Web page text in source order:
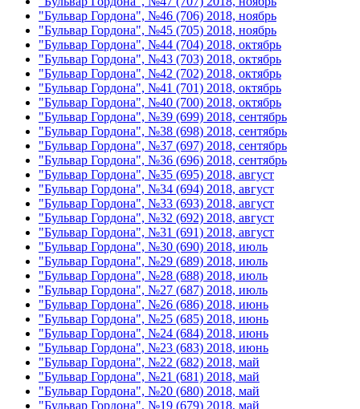
"Бульвар Гордона", №46 (706) 2018, ноябрь
"Бульвар Гордона", №45 (705) 2018, ноябрь
"Бульвар Гордона", №44 (704) 2018, октябрь
"Бульвар Гордона", №43 (703) 2018, октябрь
"Бульвар Гордона", №42 (702) 2018, октябрь
"Бульвар Гордона", №41 (701) 2018, октябрь
"Бульвар Гордона", №40 (700) 2018, октябрь
"Бульвар Гордона", №39 (699) 2018, сентябрь
"Бульвар Гордона", №38 (698) 2018, сентябрь
"Бульвар Гордона", №37 (697) 2018, сентябрь
"Бульвар Гордона", №36 (696) 2018, сентябрь
"Бульвар Гордона", №35 (695) 2018, август
"Бульвар Гордона", №34 (694) 2018, август
"Бульвар Гордона", №33 (693) 2018, август
"Бульвар Гордона", №32 (692) 2018, август
"Бульвар Гордона", №31 (691) 2018, август
"Бульвар Гордона", №30 (690) 2018, июль
"Бульвар Гордона", №29 (689) 2018, июль
"Бульвар Гордона", №28 (688) 2018, июль
"Бульвар Гордона", №27 (687) 2018, июль
"Бульвар Гордона", №26 (686) 2018, июнь
"Бульвар Гордона", №25 (685) 2018, июнь
"Бульвар Гордона", №24 (684) 2018, июнь
"Бульвар Гордона", №23 (683) 2018, июнь
"Бульвар Гордона", №22 (682) 2018, май
"Бульвар Гордона", №21 (681) 2018, май
"Бульвар Гордона", №20 (680) 2018, май
"Бульвар Гордона", №19 (679) 2018, май